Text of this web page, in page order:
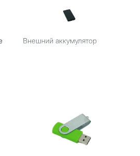
Внешний аккумулятор